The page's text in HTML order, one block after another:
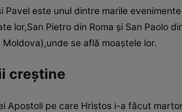
este unul dintre marile
lor,San Pietro din Roma şi San Paolo
se află moaştele lor.
creştine
Apostoli pe care Hristos i-a făcut